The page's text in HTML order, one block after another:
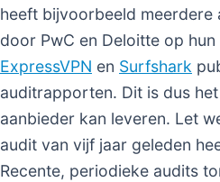
heeft bijvoorbeeld meerdere
door PwC en Deloitte op
ExpressVPN en Surfshark
auditrapporten. Dit is dus
aanbieder kan leveren. Let
audit van vijf jaar geleden
Recente, periodieke audits